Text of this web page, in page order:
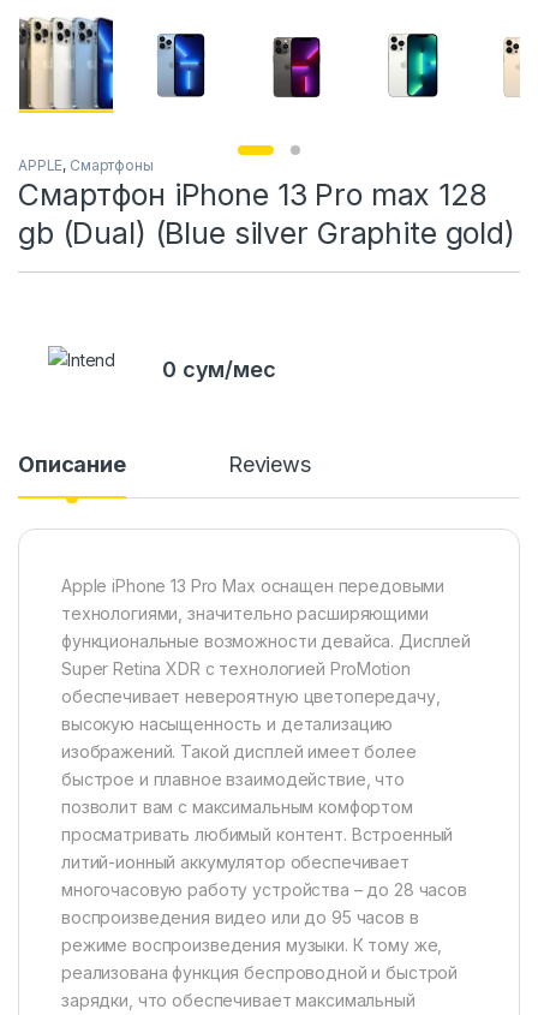
APPLE, Смартфоны
Смартфон iPhone 13 Pro max 128
gb (Dual) (Blue silver Graphite gold)
0 сум/мес
Описание Reviews
Apple iPhone 13 Pro Max оснащен передовыми
технологиями, значительно расширяющими
функциональные возможности девайса. Дисплей
Super Retina XDR с технологией ProMotion
обеспечивает невероятную цветопередачу,
высокую насыщенность и детализацию
изображений. Такой дисплей имеет более
быстрое и плавное взаимодействие, что
позволит вам с максимальным комфортом
просматривать любимый контент. Встроенный
литий-ионный аккумулятор обеспечивает
многочасовую работу устройства – до 28 часов
воспроизведения видео или до 95 часов в
режиме воспроизведения музыки. К тому же,
реализована функция беспроводной и быстрой
зарядки, что обеспечивает максимальный